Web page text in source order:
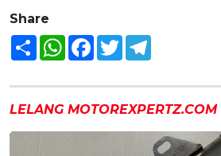
Share
Share WhatsAppFacebook
Twitter
LELANG MOTOREXPERTZ.COM